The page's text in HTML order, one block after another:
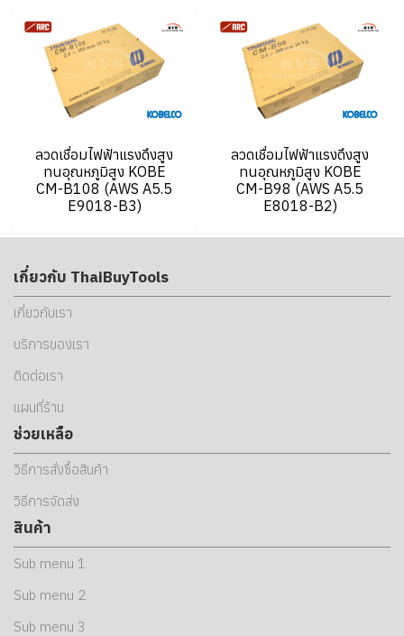
ลวดเชื่อมไฟฟ้าแรงดึงสูง
ทนอุณหภูมิสูง KOBE
CM-B108 (AWS A5.5
E9018-B3)
ลวดเชื่อมไฟฟ้าแรงดึงสูง
ทนอุณหภูมิสูง KOBE
CM-B98 (AWS A5.5
E8018-B2)
เกี่ยวกับ ThaiBuyTools
เกี่ยวกับเรา
บริการของเรา
ติดต่อเรา
แผนที่ร้าน
ช่วยเหลือ
วิธีการสั่งซื้อสินค้า
วิธีการจัดส่ง
สินค้า
Sub menu 1
Sub menu 2
Sub menu 3